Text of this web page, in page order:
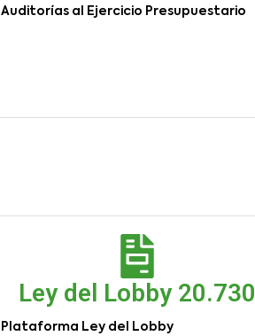
Auditorías al Ejercicio Presupuestario
Ley del Lobby 20.730
Plataforma Ley del Lobby